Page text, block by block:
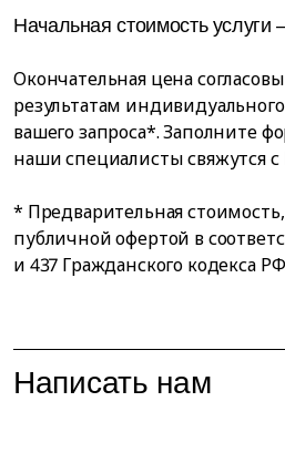
Начальная стоимость
Окончательная цена
результатам
вашего запроса*. Заполните
наши специалисты свяжутся
* Предварительная стоимость,
публичной офертой в
и 437 Гражданского кодекса
Написать нам